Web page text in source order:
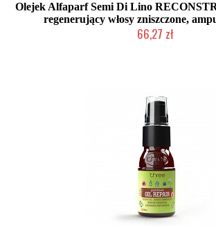
Olejek Alfaparf Semi Di Lino
regenerujący włosy zniszczone,
66,27 zł